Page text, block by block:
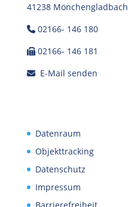
41238 Mönchengladbach
02166- 146 180
02166- 146 181
E-Mail senden
Datenraum
Objekttracking
Datenschutz
Impressum